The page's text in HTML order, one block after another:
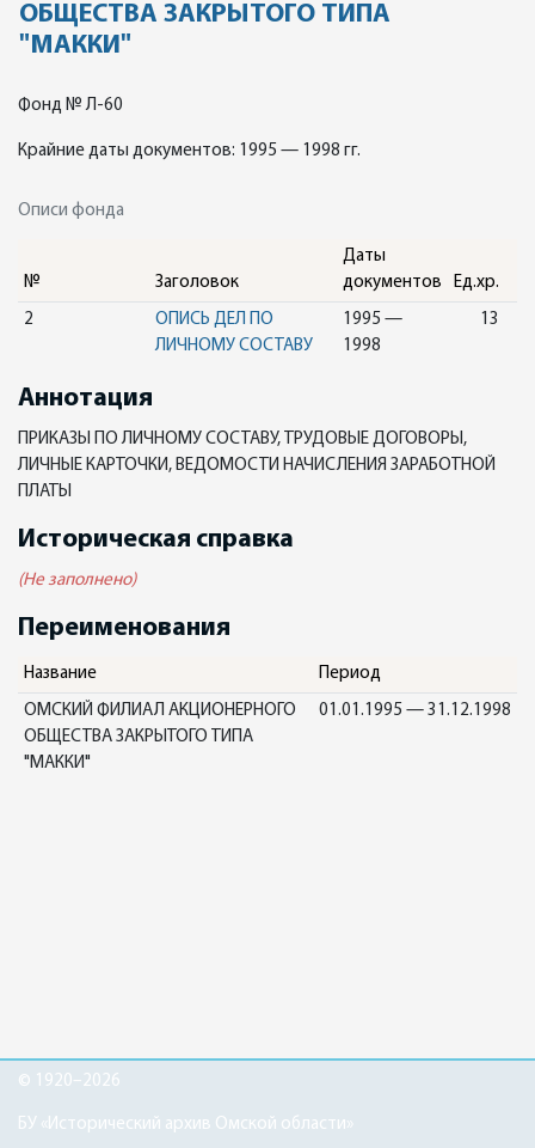
ОБЩЕСТВА ЗАКРЫТОГО ТИПА
"МАККИ"
Фонд № Л-60
Крайние даты документов: 1995 — 1998 гг.
Описи фонда
№ Заголовок
Даты
документов
Ед.хр.
2
ОПИСЬ ДЕЛ ПО
ЛИЧНОМУ СОСТАВУ
1995 —
1998
13
Аннотация
ПРИКАЗЫ ПО ЛИЧНОМУ СОСТАВУ, ТРУДОВЫЕ ДОГОВОРЫ,
ЛИЧНЫЕ КАРТОЧКИ, ВЕДОМОСТИ НАЧИСЛЕНИЯ ЗАРАБОТНОЙ
ПЛАТЫ
Историческая справка
(Не заполнено)
Переименования
Название Период
ОМСКИЙ ФИЛИАЛ АКЦИОНЕРНОГО
ОБЩЕСТВА ЗАКРЫТОГО ТИПА
"МАККИ"
01.01.1995 — 31.12.1998
© 1920–2026
БУ «Исторический архив Омской области»